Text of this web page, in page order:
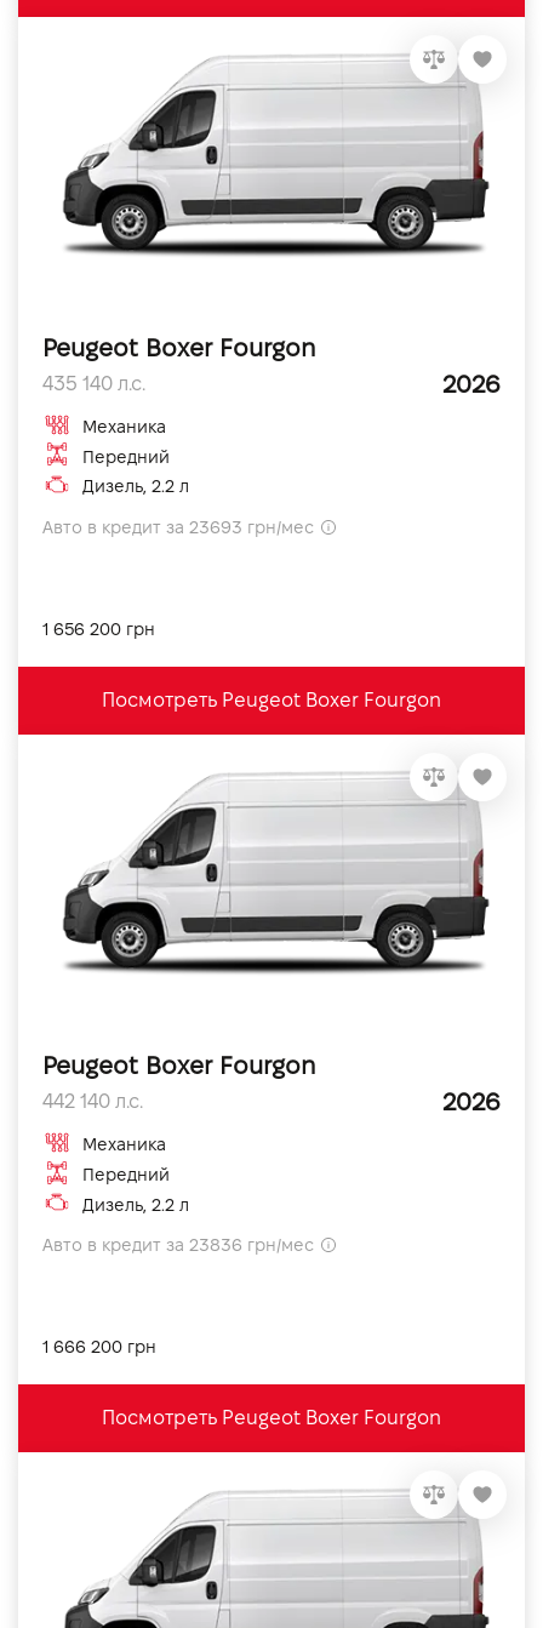
Peugeot Boxer Fourgon
435 140 л.с. 2026
Механика
Передний
Дизель, 2.2 л
Авто в кредит за 23693 грн/мес
1 656 200 грн
Посмотреть Peugeot Boxer Fourgon
Peugeot Boxer Fourgon
442 140 л.с. 2026
Механика
Передний
Дизель, 2.2 л
Авто в кредит за 23836 грн/мес
1 666 200 грн
Посмотреть Peugeot Boxer Fourgon